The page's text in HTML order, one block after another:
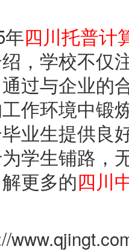
四川托普计
，学校不仅
过与企业的
作环境中锻
业生提供良
学生铺路，
更多的四川